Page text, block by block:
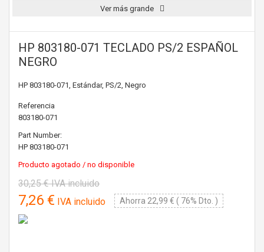
Ver más grande
HP 803180-071 TECLADO PS/2 ESPAÑOL
NEGRO
HP 803180-071, Estándar, PS/2, Negro
Referencia
803180-071
Part Number:
HP 803180-071
Producto agotado / no disponible
30,25 €IVA incluido
7,26 € IVA incluido Ahorra 22,99 € ( 76% Dto. )